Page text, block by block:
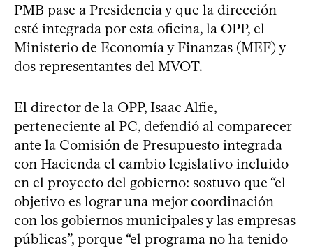
PMB pase a Presidencia y que la dirección
esté integrada por esta oficina, la OPP, el
Ministerio de Economía y Finanzas (MEF) y
dos representantes del MVOT.
El director de la OPP, Isaac Alfie,
perteneciente al PC, defendió al comparecer
ante la Comisión de Presupuesto integrada
con Hacienda el cambio legislativo incluido
en el proyecto del gobierno: sostuvo que “el
objetivo es lograr una mejor coordinación
con los gobiernos municipales y las empresas
públicas”, porque “el programa no ha tenido